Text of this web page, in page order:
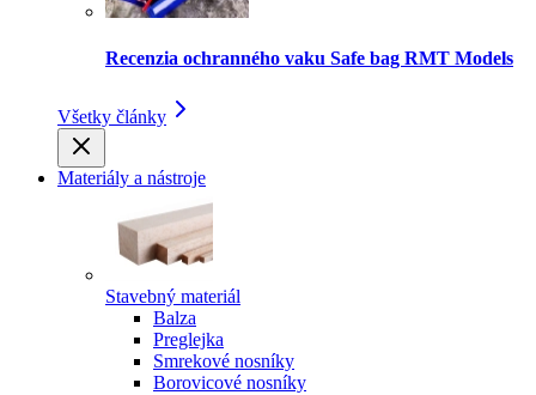
Recenzia ochranného vaku Safe bag RMT Models
Všetky články
Materiály a nástroje
Stavebný materiál
Balza
Preglejka
Smrekové nosníky
Borovicové nosníky